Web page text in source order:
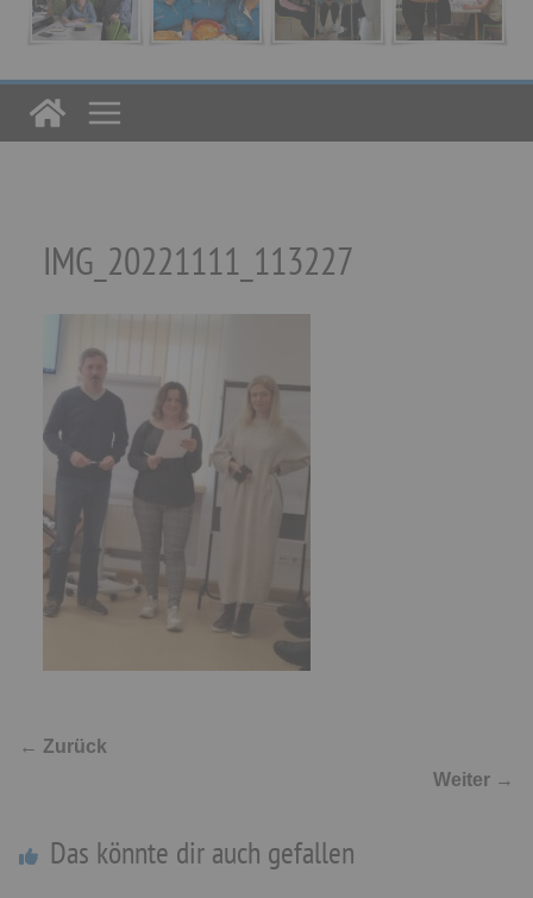
IMG_20221111_113227
← Zurück
Weiter →
Das könnte dir auch gefallen